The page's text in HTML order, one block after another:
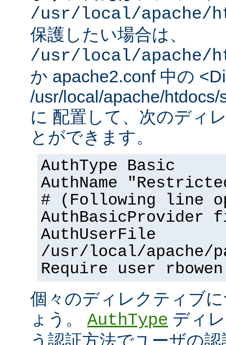
/usr/local/apache/
保護したい場合は、
/usr/local/apache/
か apache2.conf 中の
/usr/local/apache/
に 配置して、次のディ
とができます。
AuthType Basic
AuthName
# (Following line
AuthBasicProvider
AuthUserFile
/usr/local/apache/
Require user rbowen
個々のディレクティブ
ょう。 AuthType ディ
う認証方法でユーザの